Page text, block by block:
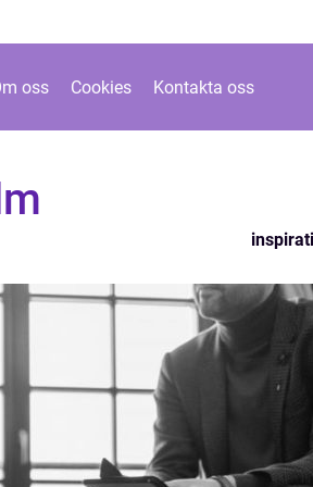
oss Cookies Kontakta oss